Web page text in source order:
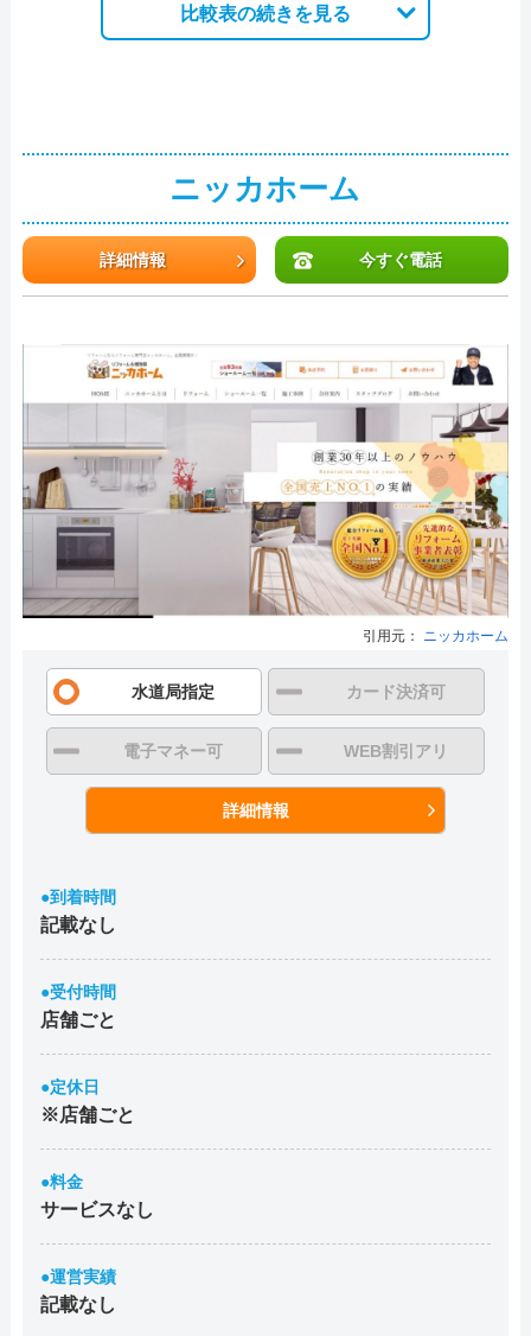
比較表の続きを見る
ニッカホーム
詳細情報 今すぐ電話
引用元： ニッカホーム
水道局指定 カード決済可
電子マネー可 WEB割引アリ
詳細情報
●到着時間
記載なし
●受付時間
店舗ごと
●定休日
※店舗ごと
●料金
サービスなし
●運営実績
記載なし